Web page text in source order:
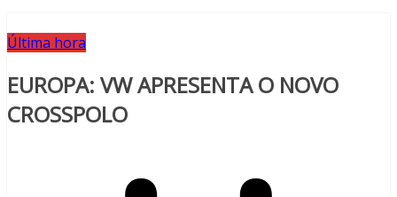
Última hora
EUROPA: VW APRESENTA O NOVO
CROSSPOLO